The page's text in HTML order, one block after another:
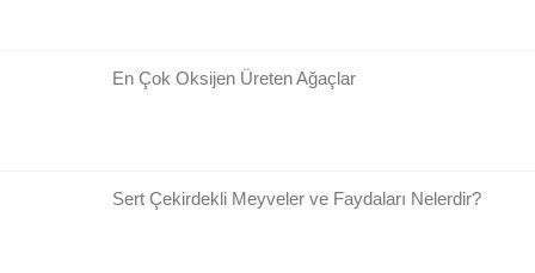
En Çok Oksijen Üreten Ağaçlar
Sert Çekirdekli Meyveler ve Faydaları Nelerdir?